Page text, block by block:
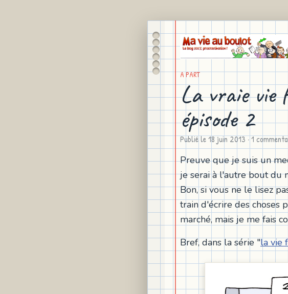
A PART
La vraie vie
épisode 2
Publié le18 juin 2013· 1
Preuve que je suis un
je serai à l'autre bout du
Bon, si vous ne le lisez
train d'écrire des choses
marché, mais je me fais
Bref, dans la série "la vie